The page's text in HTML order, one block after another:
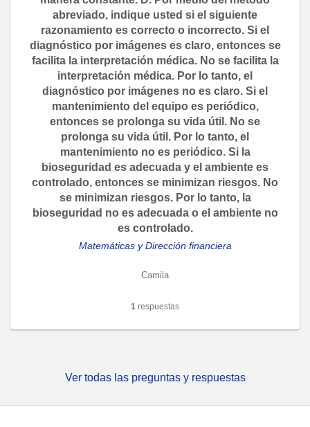
abreviado, indique usted si el siguiente
razonamiento es correcto o incorrecto. Si el
diagnóstico por imágenes es claro, entonces se
facilita la interpretación médica. No se facilita la
interpretación médica. Por lo tanto, el
diagnóstico por imágenes no es claro. Si el
mantenimiento del equipo es periódico,
entonces se prolonga su vida útil. No se
prolonga su vida útil. Por lo tanto, el
mantenimiento no es periódico. Si la
bioseguridad es adecuada y el ambiente es
controlado, entonces se minimizan riesgos. No
se minimizan riesgos. Por lo tanto, la
bioseguridad no es adecuada o el ambiente no
es controlado.
Matemáticas y Dirección financiera
Camila
1 respuestas
Ver todas las preguntas y respuestas